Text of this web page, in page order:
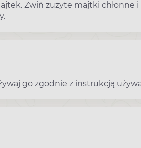
Zwiń zużyte majtki chłonne
go zgodnie z instrukcją